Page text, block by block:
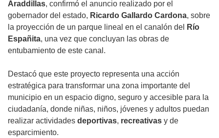
Araddillas, confirmó el anuncio realizado por el
gobernador del estado, Ricardo Gallardo Cardona, sobre
la proyección de un parque lineal en el canalón del
Río
Españita, una vez que concluyan las obras de
entubamiento de este canal.
Destacó que este proyecto representa una acción
estratégica para transformar una zona importante del
municipio en un espacio digno, seguro y accesible para la
ciudadanía, donde niñas, niños, jóvenes y adultos puedan
realizar actividades deportivas, recreativas y de
esparcimiento.